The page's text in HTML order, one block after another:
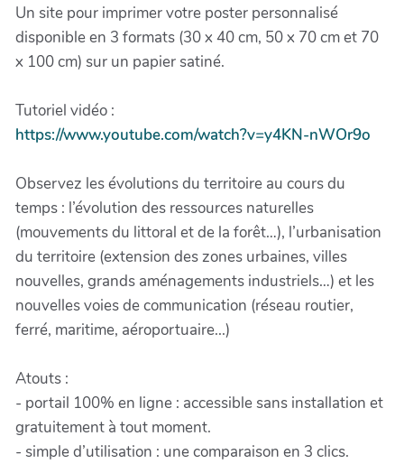
Un site pour imprimer votre poster personnalisé
disponible en 3 formats (30 x 40 cm, 50 x 70 cm et 70
x 100 cm) sur un papier satiné.
Tutoriel vidéo :
https://www.youtube.com/watch?v=y4KN-nWOr9o
Observez les évolutions du territoire au cours du
temps : l’évolution des ressources naturelles
(mouvements du littoral et de la forêt…), l’urbanisation
du territoire (extension des zones urbaines, villes
nouvelles, grands aménagements industriels…) et les
nouvelles voies de communication (réseau routier,
ferré, maritime, aéroportuaire...)
Atouts :
- portail 100% en ligne : accessible sans installation et
gratuitement à tout moment.
- simple d’utilisation : une comparaison en 3 clics.